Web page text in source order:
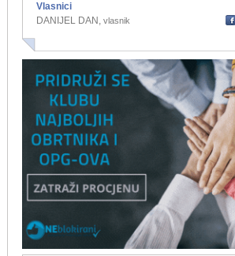
Vlasnici
DANIJEL DAN , vlasnik